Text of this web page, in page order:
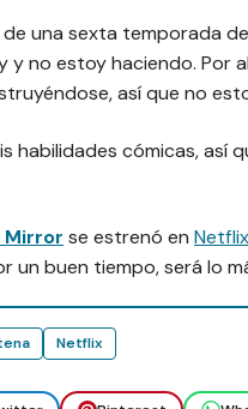
una sexta temporada de
no estoy haciendo. Por
así que no
habilidades cómicas, así
Mirror se estrenó en Netflix
un buen tiempo, será lo
Netflix